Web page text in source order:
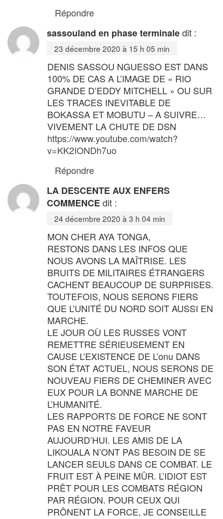
Répondre
sassouland en phase terminaledit :
23 décembre 2020 à 15 h 05 min
DENIS SASSOU NGUESSO EST DANS
100% DE CAS A L’IMAGE DE « RIO
GRANDE D’EDDY MITCHELL » OU SUR
LES TRACES INEVITABLE DE
BOKASSA ET MOBUTU – A SUIVRE…
VIVEMENT LA CHUTE DE DSN
https://www.youtube.com/watch?
v=KK2IONDh7uo
Répondre
LA DESCENTE AUX ENFERS
COMMENCEdit :
24 décembre 2020 à 3 h 04 min
MON CHER AYA TONGA,
RESTONS DANS LES INFOS QUE
NOUS AVONS LA MAÎTRISE. LES
BRUITS DE MILITAIRES ÉTRANGERS
CACHENT BEAUCOUP DE SURPRISES.
TOUTEFOIS, NOUS SERONS FIERS
QUE L’UNITÉ DU NORD SOIT AUSSI EN
MARCHE.
LE JOUR OÙ LES RUSSES VONT
REMETTRE SÉRIEUSEMENT EN
CAUSE L’EXISTENCE DE L’onu DANS
SON ÉTAT ACTUEL, NOUS SERONS DE
NOUVEAU FIERS DE CHEMINER AVEC
EUX POUR LA BONNE MARCHE DE
L’HUMANITÉ.
LES RAPPORTS DE FORCE NE SONT
PAS EN NOTRE FAVEUR
AUJOURD’HUI. LES AMIS DE LA
LIKOUALA N’ONT PAS BESOIN DE SE
LANCER SEULS DANS CE COMBAT. LE
FRUIT EST À PEINE MÛR. L’IDIOT EST
PRÊT POUR LES COMBATS RÉGION
PAR RÉGION. POUR CEUX QUI
PRÔNENT LA FORCE, JE CONSEILLE